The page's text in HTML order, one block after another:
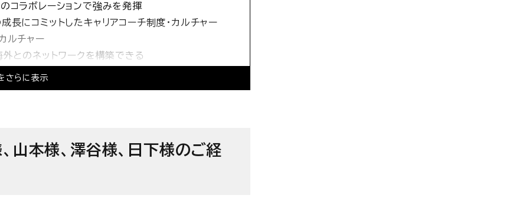
さらに表示
コラボレーションで強みを発揮
にコミットしたキャリアコーチ制度・カルチャー
ルチャー
外とのネットワークを構築できる
山本様、澤谷様、日下様のご経